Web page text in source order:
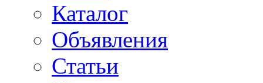
Каталог
Объявления
Статьи